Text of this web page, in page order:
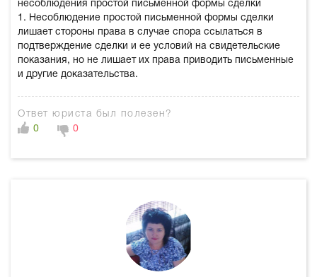
несоблюдения простой письменной формы сделки
1. Несоблюдение простой письменной формы сделки
лишает стороны права в случае спора ссылаться в
подтверждение сделки и ее условий на свидетельские
показания, но не лишает их права приводить письменные
и другие доказательства.
Ответ юриста был полезен?
0
0